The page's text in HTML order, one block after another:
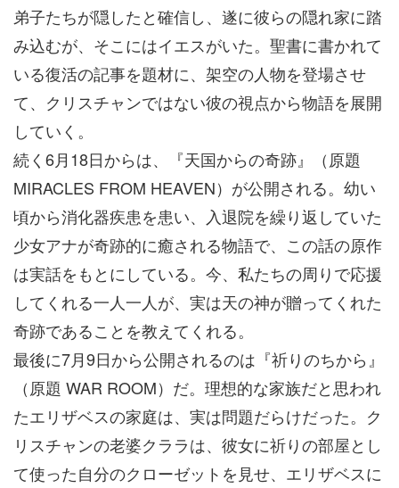
弟子たちが隠したと確信し、遂に彼らの隠れ家に踏
み込むが、そこにはイエスがいた。聖書に書かれて
いる復活の記事を題材に、架空の人物を登場させ
て、クリスチャンではない彼の視点から物語を展開
していく。
続く6月18日からは、『天国からの奇跡』（原題
MIRACLES FROM HEAVEN）が公開される。幼い
頃から消化器疾患を患い、入退院を繰り返していた
少女アナが奇跡的に癒される物語で、この話の原作
は実話をもとにしている。今、私たちの周りで応援
してくれる一人一人が、実は天の神が贈ってくれた
奇跡であることを教えてくれる。
最後に7月9日から公開されるのは『祈りのちから』
（原題 WAR ROOM）だ。理想的な家族だと思われ
たエリザベスの家庭は、実は問題だらけだった。ク
リスチャンの老婆クララは、彼女に祈りの部屋とし
て使った自分のクローゼットを見せ、エリザベスに